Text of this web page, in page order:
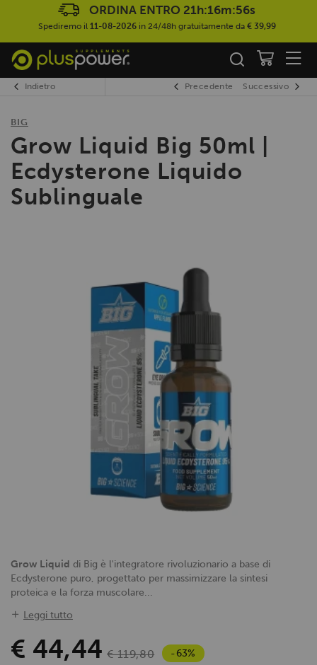
ORDINA ENTRO 21h:16m:56s
Spediremo il 11-08-2026in 24/48h gratuitamente da € 39,99
Indietro Precedente Successivo
BIG
Grow Liquid Big 50ml |
Ecdysterone Liquido
Sublinguale
Grow Liquid di Big è l'integratore rivoluzionario a base di
Ecdysterone puro, progettato per massimizzare la sintesi
proteica e la forza muscolare...
Leggi tutto
€ 44,44 € 119,80 -63%